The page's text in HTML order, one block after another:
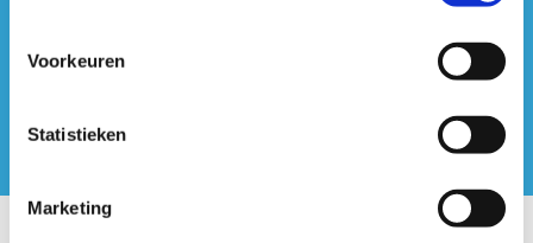
Voorkeuren
Statistieken
Marketing